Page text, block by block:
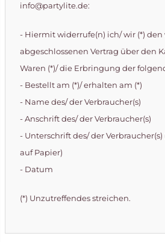
info@partylite.de:
- Hiermit widerrufe(n) ich/ wir (*) den
abgeschlossenen Vertrag über den
Waren (*)/ die Erbringung der
- Bestellt am (*)/ erhalten am (*)
- Name des/ der Verbraucher(s)
- Anschrift des/ der Verbraucher(s)
- Unterschrift des/ der
auf Papier)
- Datum
(*) Unzutreffendes streichen.